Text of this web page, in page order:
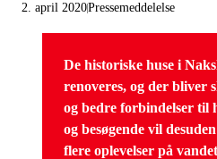
Pressemeddelelse
2. april 2020
De historiske huse i
renoveres, og der bliver
og bedre forbindelser til
og besøgende vil
flere oplevelser på